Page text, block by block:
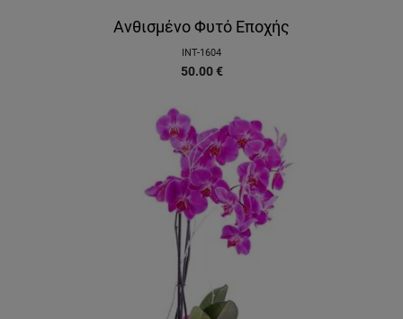
Ανθισμένο Φυτό Εποχής
INT-1604
50.00 €